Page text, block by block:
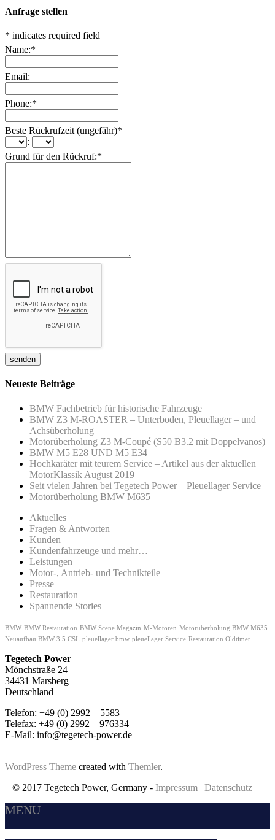
Anfrage stellen
* indicates required field
Name:*
Email:
Phone:*
Beste Rückrufzeit (ungefähr)*
:
Grund für den Rückruf:*
Neueste Beiträge
BMW Fachbetrieb für historische Fahrzeuge
BMW Z3 M-ROASTER – Unterboden, Pleuellager – und
Achsüberholung
Motorüberholung Z3 M-Coupé (S50 B3.2 mit Doppelvanos)
BMW M5 E28 UND M5 E34
Hochkaräter mit teurem Service – Artikel aus der aktuellen
MotorKlassik August 2019
Seit vielen Jahren bei Tegetech Power – Pleuellager Service
Motorüberholung BMW M635
Aktuelles
Fragen & Antworten
Kunden
Kundenfahrzeuge und mehr…
Leistungen
Motor-, Antrieb- und Technikteile
Presse
Restauration
Spannende Stories
BMW BMW Restauration BMW Scene Magazin M-Motoren Motorüberholung BMW M635
Neuaufbau BMW 3.5 CSL pleuellager bmw pleuellager Service Restauration Oldtimer
Tegetech Power
Mönchstraße 24
34431 Marsberg
Deutschland
Telefon: +49 (0) 2992 – 5583
Telefax: +49 (0) 2992 – 976334
E-Mail: info@tegetech-power.de
WordPress Theme created with Themler.
© 2017 Tegetech Power, Germany - Impressum | Datenschutz
MENU